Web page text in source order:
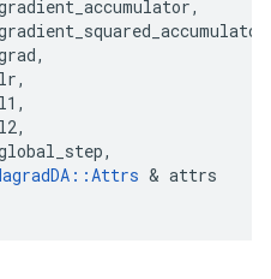
,
,
lr,
l1 ,
l2,
,
::Attrs & attrs